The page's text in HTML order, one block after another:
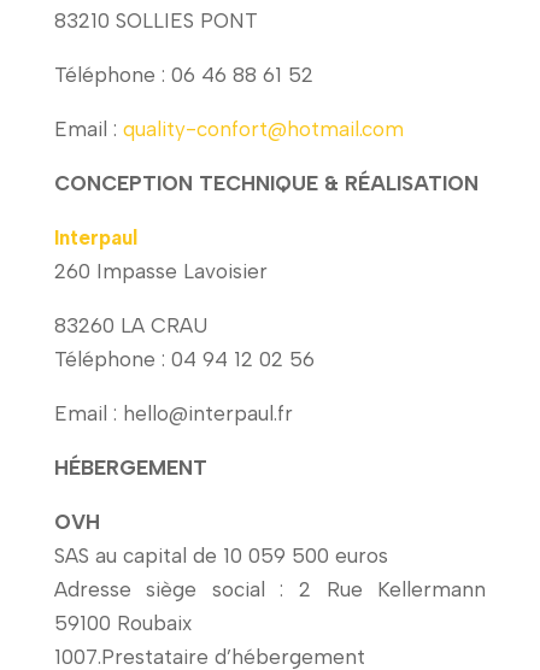
83210 SOLLIES PONT
Téléphone : 06 46 88 61 52
Email : quality-confort@hotmail.com
CONCEPTION TECHNIQUE & RÉALISATION
Interpaul
260 Impasse Lavoisier
83260 LA CRAU
Téléphone : 04 94 12 02 56
Email : hello@interpaul.fr
HÉBERGEMENT
OVH
SAS au capital de 10 059 500 euros
Adresse siège social : 2 Rue Kellermann
59100 Roubaix
1007.Prestataire d’hébergement